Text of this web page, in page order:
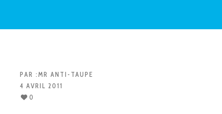
PAR :MR ANTI-TAUPE
4 AVRIL 2011
0